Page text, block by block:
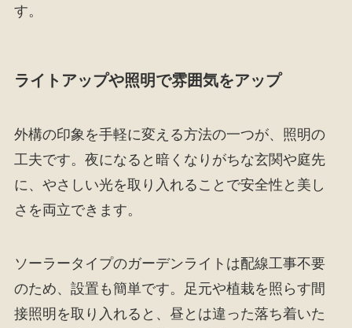
す。
ライトアップや照明で雰囲気をアップ
外構の印象を手軽に変える方法の一つが、照明の
工夫です。夜になると暗くなりがちな玄関や庭先
に、やさしい光を取り入れることで安全性と美し
さを両立できます。
ソーラータイプのガーデンライトは配線工事不要
のため、設置も簡単です。足元や植栽を照らす間
接照明を取り入れると、昼とは違った落ち着いた